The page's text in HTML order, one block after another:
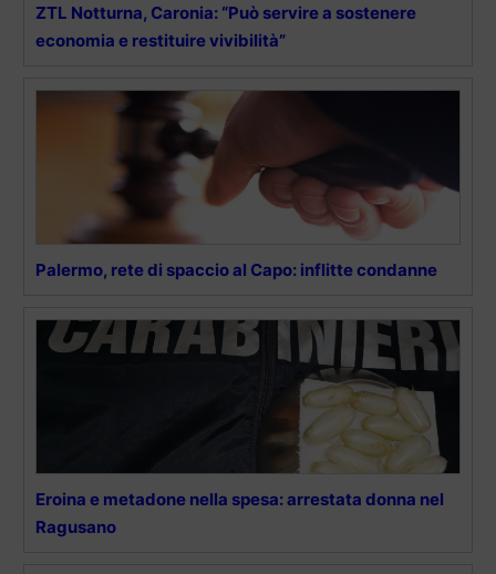
ZTL Notturna, Caronia: “Può servire a sostenere
economia e restituire vivibilità”
Palermo, rete di spaccio al Capo: inflitte condanne
Eroina e metadone nella spesa: arrestata donna nel
Ragusano